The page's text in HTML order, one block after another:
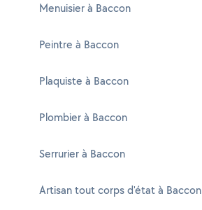
Menuisier à Baccon
Peintre à Baccon
Plaquiste à Baccon
Plombier à Baccon
Serrurier à Baccon
Artisan tout corps d'état à Baccon